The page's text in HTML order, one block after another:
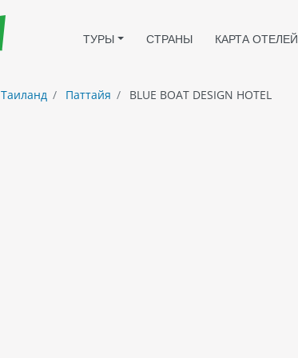
ТУРЫ СТРАНЫ КАРТА ОТЕЛЕЙ
Таиланд Паттайя BLUE BOAT DESIGN HOTEL